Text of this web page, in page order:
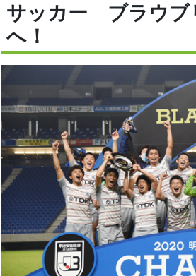
サッカー ブラウブ
へ！